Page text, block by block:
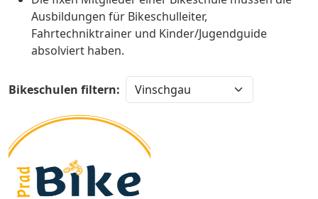
Ausbildungen für Bikeschulleiter,
Fahrtechniktrainer und Kinder/Jugendguide
absolviert haben.
Bikeschulen filtern: